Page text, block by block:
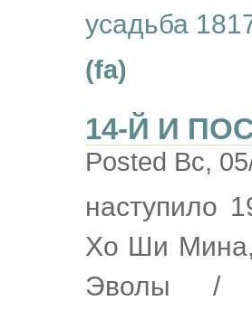
усадьба
(fa)
14-Й И
Posted Вс,
наступило
Хо Ши
Эволы /